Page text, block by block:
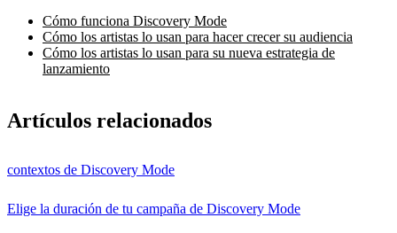
Cómo funciona Discovery Mode
Cómo los artistas lo usan para hacer crecer su audiencia
Cómo los artistas lo usan para su nueva estrategia de
lanzamiento
Artículos relacionados
contextos de Discovery Mode
Elige la duración de tu campaña de Discovery Mode